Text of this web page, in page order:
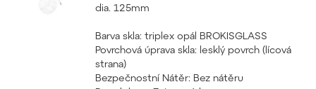
dia. 125mm
Barva skla: triplex opál BROKISGLASS
Povrchová úprava skla: lesklý povrch (lícová
strana)
Bezpečnostní Nátěr: Bez nátěru